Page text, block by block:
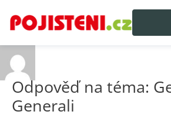
Odpověď na téma:
Generali